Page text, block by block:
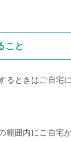
こと
るときはご自宅
範囲内にご自宅